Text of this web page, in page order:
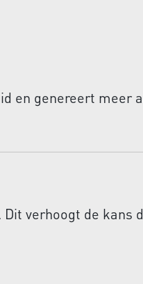
en genereert meer
verhoogt de kans